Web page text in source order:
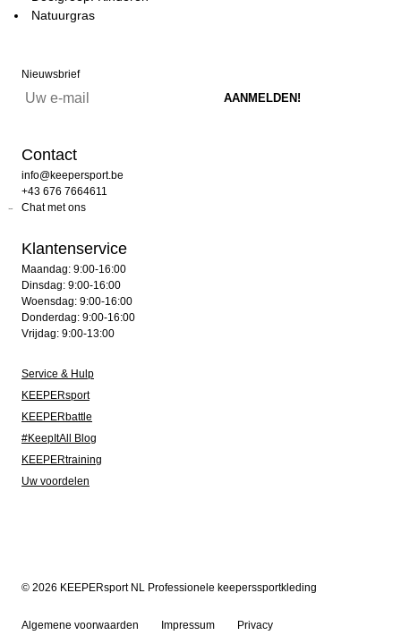
Natuurgras
Nieuwsbrief
Contact
info@keepersport.be
+43 676 7664611
Chat met ons
Klantenservice
Maandag: 9:00-16:00
Dinsdag: 9:00-16:00
Woensdag: 9:00-16:00
Donderdag: 9:00-16:00
Vrijdag: 9:00-13:00
Service & Hulp
KEEPERsport
KEEPERbattle
#KeepItAll Blog
KEEPERtraining
Uw voordelen
© 2026 KEEPERsport NL Professionele keeperssportkleding
Algemene voorwaarden Impressum Privacy